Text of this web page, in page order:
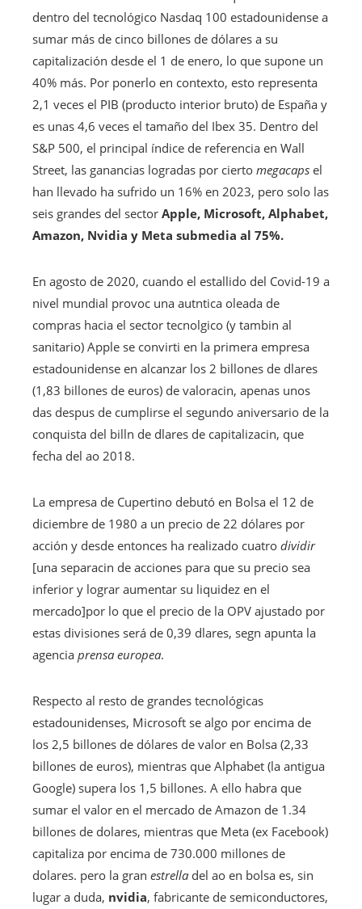
dentro del tecnológico Nasdaq 100 estadounidense a
sumar más de cinco billones de dólares a su
capitalización desde el 1 de enero, lo que supone un
40% más. Por ponerlo en contexto, esto representa
2,1 veces el PIB (producto interior bruto) de España y
es unas 4,6 veces el tamaño del Ibex 35. Dentro del
S&P 500, el principal índice de referencia en Wall
Street, las ganancias logradas por cierto megacaps el
han llevado ha sufrido un 16% en 2023, pero solo las
seis grandes del sector Apple, Microsoft, Alphabet,
Amazon, Nvidia y Meta submedia al 75%.
En agosto de 2020, cuando el estallido del Covid-19 a
nivel mundial provoc una autntica oleada de
compras hacia el sector tecnolgico (y tambin al
sanitario) Apple se convirti en la primera empresa
estadounidense en alcanzar los 2 billones de dlares
(1,83 billones de euros) de valoracin, apenas unos
das despus de cumplirse el segundo aniversario de la
conquista del billn de dlares de capitalizacin, que
fecha del ao 2018.
La empresa de Cupertino debutó en Bolsa el 12 de
diciembre de 1980 a un precio de 22 dólares por
acción y desde entonces ha realizado cuatro dividir
[una separacin de acciones para que su precio sea
inferior y lograr aumentar su liquidez en el
mercado]por lo que el precio de la OPV ajustado por
estas divisiones será de 0,39 dlares, segn apunta la
agencia prensa europea.
Respecto al resto de grandes tecnológicas
estadounidenses, Microsoft se algo por encima de
los 2,5 billones de dólares de valor en Bolsa (2,33
billones de euros), mientras que Alphabet (la antigua
Google) supera los 1,5 billones. A ello habra que
sumar el valor en el mercado de Amazon de 1.34
billones de dolares, mientras que Meta (ex Facebook)
capitaliza por encima de 730.000 millones de
dolares. pero la gran estrella del ao en bolsa es, sin
lugar a duda, nvidia, fabricante de semiconductores,